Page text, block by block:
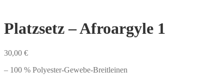
Platzsetz – Afroargyle 1
30,00 €
– 100 % Polyester-Gewebe-Breitleinen